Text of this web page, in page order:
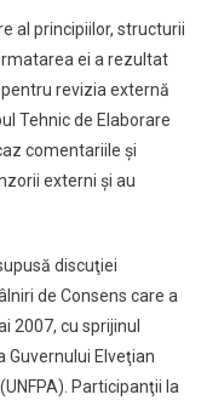
al principiilor, structurii
ei a rezultat
revizia externă
Tehnic de Elaborare
comentariile şi
externi şi au
discuţiei
de Consens care a
2007, cu sprijinul
Guvernului Elveţian
Participanţii la